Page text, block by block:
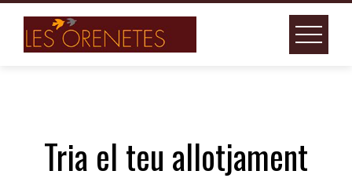
Skip
content
Tria el teu allotjament